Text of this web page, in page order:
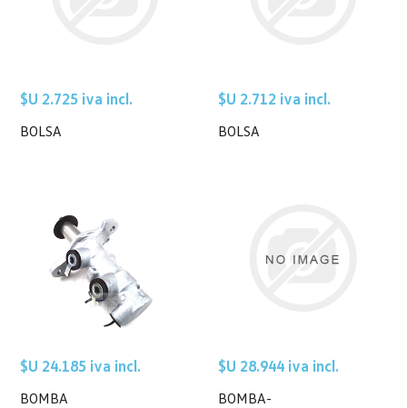
$U 2.725 iva incl.
BOLSA
$U 2.712 iva incl.
BOLSA
$U 24.185 iva incl.
BOMBA
$U 28.944 iva incl.
BOMBA-